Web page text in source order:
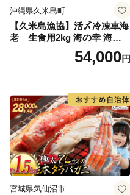
沖縄県久米島町
【久米島漁協】活〆冷凍車海
老 生食用2kg 海の幸 海鮮
車えび クルマエビ 高級食材
生食 刺身 鮮度抜群 プリプリ
り物 お歳暮 お中元
54,000円
宮城県気仙沼市